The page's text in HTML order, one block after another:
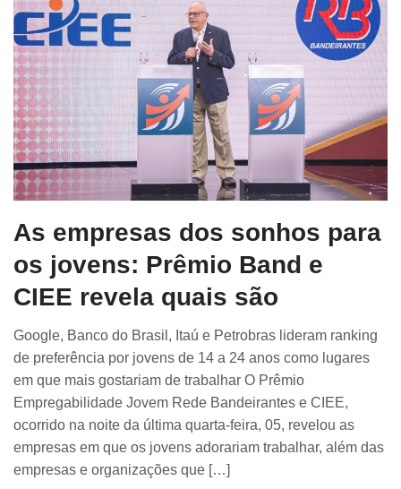
As empresas dos sonhos para
os jovens: Prêmio Band e
CIEE revela quais são
Google, Banco do Brasil, Itaú e Petrobras lideram ranking
de preferência por jovens de 14 a 24 anos como lugares
em que mais gostariam de trabalhar O Prêmio
Empregabilidade Jovem Rede Bandeirantes e CIEE,
ocorrido na noite da última quarta-feira, 05, revelou as
empresas em que os jovens adorariam trabalhar, além das
empresas e organizações que […]